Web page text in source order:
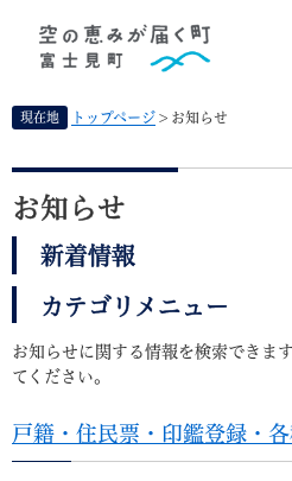
先
。
現在地 トップページ > お知らせ
本
文
お知らせ
新着情報
カテゴリメニュー
お知らせに関する情報を検索できま
てください。
戸籍・住民票・印鑑登録・